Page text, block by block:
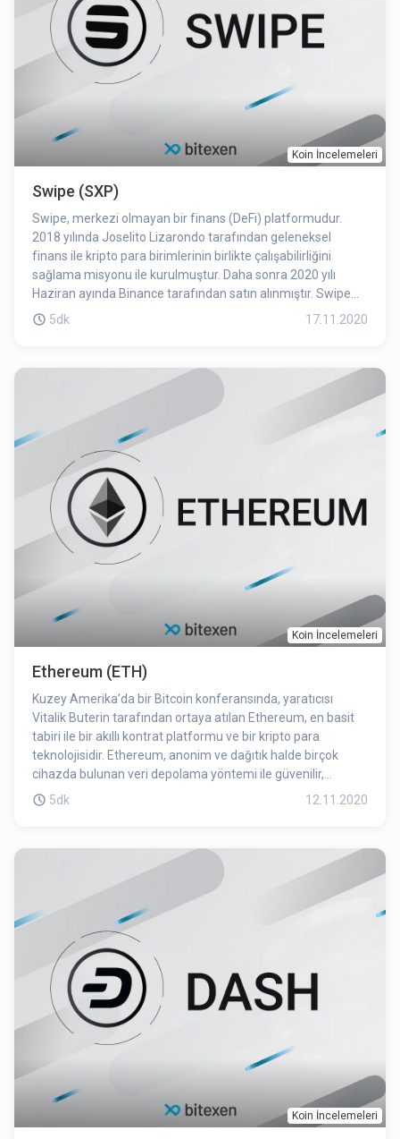
Koin İncelemeleri
Swipe (SXP)
Swipe, merkezi olmayan bir finans (DeFi) platformudur.
2018 yılında Joselito Lizarondo tarafından geleneksel
finans ile kripto para birimlerinin birlikte çalışabilirliğini
sağlama misyonu ile kurulmuştur. Daha sonra 2020 yılı
Haziran ayında Binance tarafından satın alınmıştır. Swipe
genel anlamda sağladığı teknoloji ve geliştirdiği ürünlerle
5dk 17.11.2020
Koin İncelemeleri
Ethereum (ETH)
Kuzey Amerika’da bir Bitcoin konferansında, yaratıcısı
Vitalik Buterin tarafından ortaya atılan Ethereum, en basit
tabiri ile bir akıllı kontrat platformu ve bir kripto para
teknolojisidir. Ethereum, anonim ve dağıtık halde birçok
cihazda bulunan veri depolama yöntemi ile güvenilir,
değişmez ve merkeziyetsiz bir sistemdir.
5dk 12.11.2020
Koin İncelemeleri